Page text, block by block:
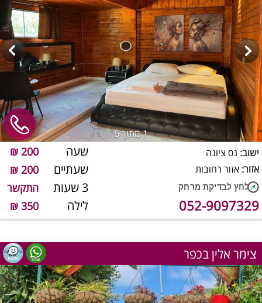
1מתוך 6
שעה 200 ₪
שעתיים 200 ₪
3 שעות התקשר
לילה 350 ₪
ישוב: נס ציונה
אזור: אזור רחובות
052-9097329
צימר אלין בכפר